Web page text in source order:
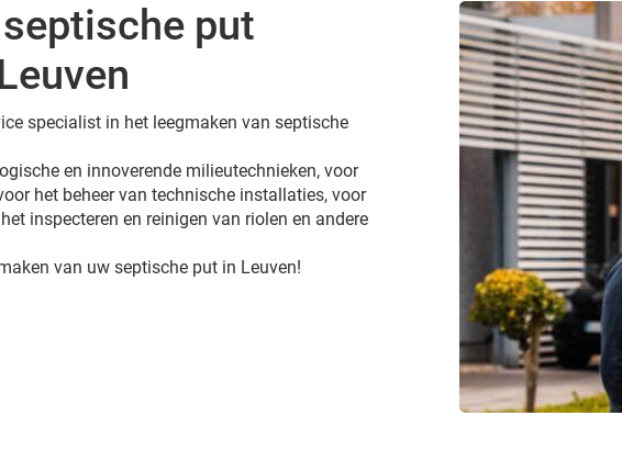
put
specialist in het leegmaken van septische
en innoverende milieutechnieken, voor
het beheer van technische installaties, voor
inspecteren en reinigen van riolen en andere
van uw septische put in Leuven!